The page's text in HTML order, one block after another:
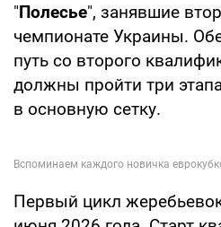
"Полесье", занявшие
чемпионате Украины.
путь со второго
должны пройти три
в основную сетку.
Первый цикл